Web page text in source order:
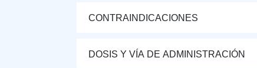
CONTRAINDICACIONES
DOSIS Y VÍA DE ADMINISTRACIÓN